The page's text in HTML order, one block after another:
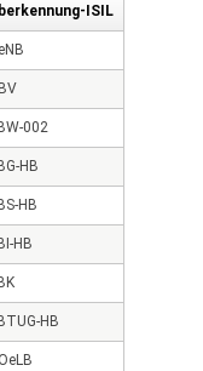
ISIL
002
HB
HB
HB
HB